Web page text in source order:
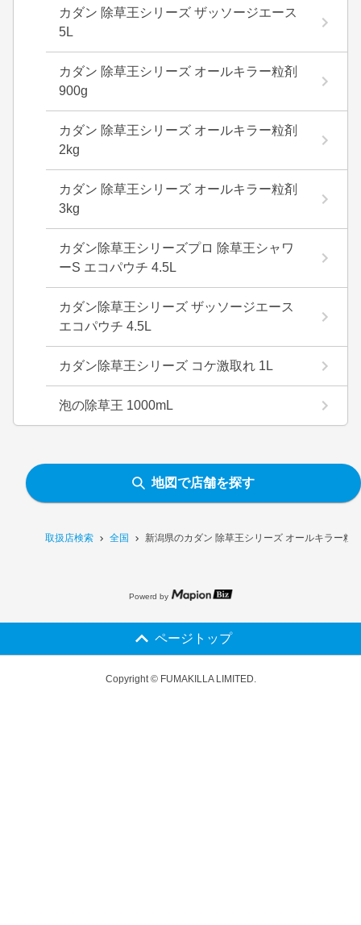
取扱店検索 全国 新潟県のカダン 除草王シリーズ オールキラー粒
カダン 除草王シリーズ ザッソージエース
5L
カダン 除草王シリーズ オールキラー粒剤
900g
カダン 除草王シリーズ オールキラー粒剤
2kg
カダン 除草王シリーズ オールキラー粒剤
3kg
カダン除草王シリーズプロ 除草王シャワ
ーS エコパウチ 4.5L
カダン除草王シリーズ ザッソージエース
エコパウチ 4.5L
カダン除草王シリーズ コケ激取れ 1L
泡の除草王 1000mL
地図で店舗を探す
Powerd by
ページトップ
Copyright © FUMAKILLA LIMITED.